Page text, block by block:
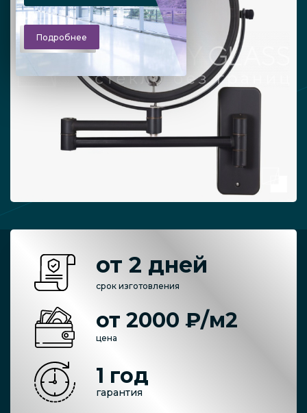
Подробнее
от 2 дней
срок изготовления
от 2000 ₽/м2
цена
1 год
гарантия